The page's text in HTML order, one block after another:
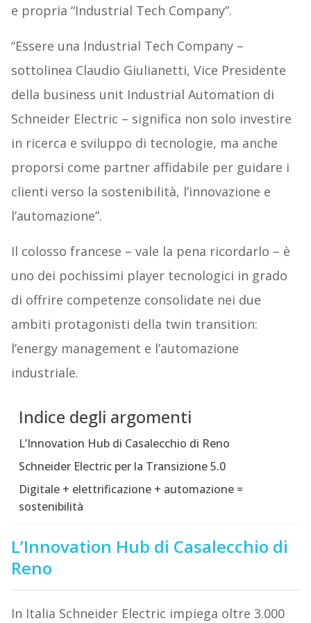
e propria “Industrial Tech Company”.
“Essere una Industrial Tech Company –
sottolinea Claudio Giulianetti, Vice Presidente
della business unit Industrial Automation di
Schneider Electric – significa non solo investire
in ricerca e sviluppo di tecnologie, ma anche
proporsi come partner affidabile per guidare i
clienti verso la sostenibilità, l’innovazione e
l’automazione”.
Il colosso francese – vale la pena ricordarlo – è
uno dei pochissimi player tecnologici in grado
di offrire competenze consolidate nei due
ambiti protagonisti della twin transition:
l’energy management e l’automazione
industriale.
Indice degli argomenti
L’Innovation Hub di Casalecchio di Reno
Schneider Electric per la Transizione 5.0
Digitale + elettrificazione + automazione =
sostenibilità
L’Innovation Hub di Casalecchio di
Reno
In Italia Schneider Electric impiega oltre 3.000